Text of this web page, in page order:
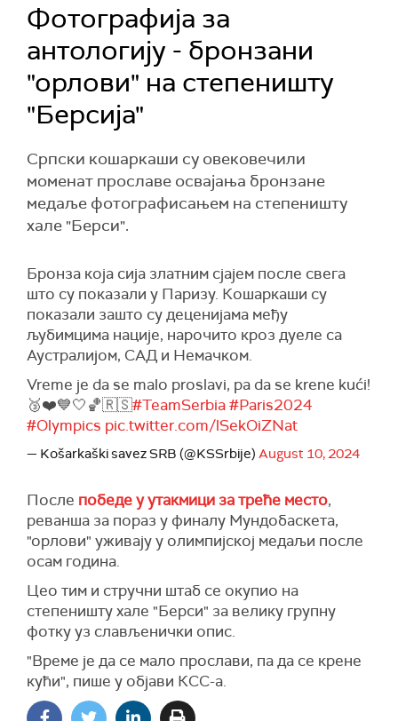
Фотографија за
антологију - бронзани
"орлови" на степеништу
"Берсија"
Српски кошаркаши су овековечили
моменат прославе освајања бронзане
медаље фотографисањем на степеништу
хале "Берси".
Бронза која сија златним сјајем после свега
што су показали у Паризу. Кошаркаши су
показали зашто су деценијама међу
љубимцима нације, нарочито кроз дуеле са
Аустралијом, САД и Немачком.
Vreme je da se malo proslavi, pa da se krene kući!
🥉❤️💙🤍🏀🇷🇸#TeamSerbia#Paris2024
#Olympics pic.twitter.com/lSekOiZNat
— Košarkaški savez SRB (@KSSrbije) August 10, 2024
После победе у утакмици за треће место,
реванша за пораз у финалу Мундобаскета,
"орлови" уживају у олимпијској медаљи после
осам година.
Цео тим и стручни штаб се окупио на
степеништу хале "Берси" за велику групну
фотку уз слављенички опис.
"Време је да се мало прослави, па да се крене
кући", пише у објави КСС-а.